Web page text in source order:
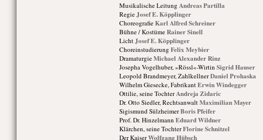
Musikalische Leitung Andreas Partilla
RegieJosef E. Köpplinger
ChoreografieKarl Alfred Schreiner
Bühne / KostümeRainer Sinell
LichtJosef E. Köpplinger
Choreinstudierung Felix Meybier
DramaturgieMichael Alexander Rinz
Josepha Vogelhuber, »Rössl«-Wirtin Sigrid Hauser
Leopold Brandmeyer, ZahlkellnerDaniel Prohaska
Wilhelm Giesecke, FabrikantErwin Windegger
Ottilie, seine TochterAndreja Zidaric
Dr. Otto Siedler, RechtsanwaltMaximilian Mayer
Sigismund SülzheimerBoris Pfeifer
Prof. Dr. Hinzelmann Eduard Wildner
Klärchen, seine TochterFlorine Schnitzel
Der KaiserWolfgang Hübsch